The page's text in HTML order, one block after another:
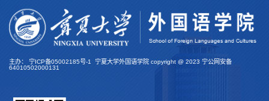
主办： 宁ICP备05002185号-1 宁夏大学外国语学院 copyright @ 2023 宁公网安备
64010502000131